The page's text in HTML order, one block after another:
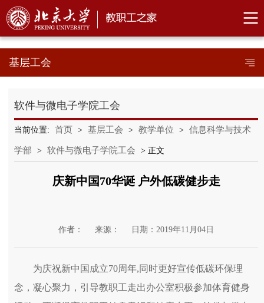
基层工会
软件与微电子学院工会
当前位置: 首页 > 基层工会 > 教学单位 > 信息科学与技术
学部 > 软件与微电子学院工会 > 正文
庆新中国70华诞 户外低碳健步走
作者： 来源： 日期：2019年11月04日
为庆祝新中国成立70周年,同时更好宣传低碳环保理
念，凝心聚力，引导教职工走出办公室积极参加体育健身